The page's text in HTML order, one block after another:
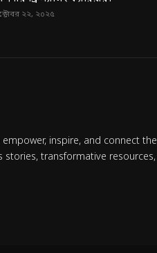
২২, ২০২৫
inspire, and connect the
transformative resources,